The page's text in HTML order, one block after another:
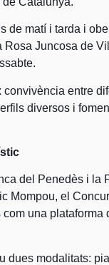
de matí i tarda i
Juncosa de
entre
diversos i
del Penedès i la
Mompou, el
una
dues modalitats: